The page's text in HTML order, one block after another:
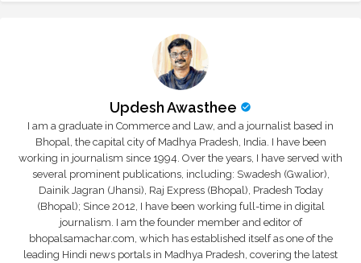
Updesh Awasthee
I am a graduate in Commerce and Law, and a journalist based in
Bhopal, the capital city of Madhya Pradesh, India. I have been
working in journalism since 1994. Over the years, I have served with
several prominent publications, including: Swadesh (Gwalior),
Dainik Jagran (Jhansi), Raj Express (Bhopal), Pradesh Today
(Bhopal); Since 2012, I have been working full-time in digital
journalism. I am the founder member and editor of
bhopalsamachar.com, which has established itself as one of the
leading Hindi news portals in Madhya Pradesh, covering the latest